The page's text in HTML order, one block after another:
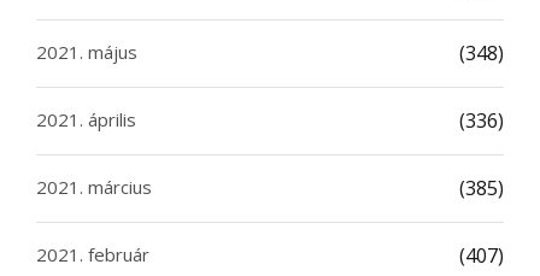
2021. május (348)
2021. április (336)
2021. március (385)
2021. február (407)